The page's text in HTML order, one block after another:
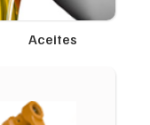
Aceites